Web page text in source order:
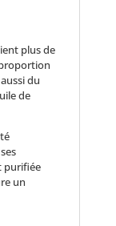
plus de
du
de
purifiée
un